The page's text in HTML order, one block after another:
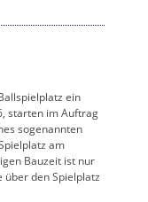
ein
starten im Auftrag
sogenannten
am
Bauzeit ist nur
über den Spielplatz